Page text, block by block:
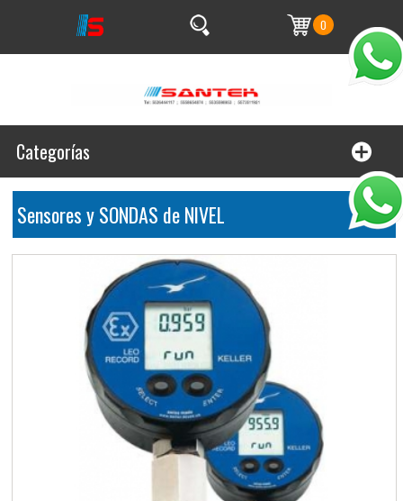
0
Categorías
Sensores y SONDAS de NIVEL